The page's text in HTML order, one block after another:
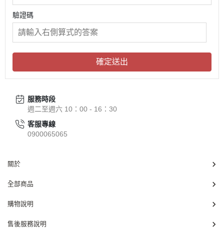
驗證碼
確定送出
服務時段
週二至週六 10：00 - 16：30
客服專線
0900065065
關於
全部商品
購物說明
售後服務說明